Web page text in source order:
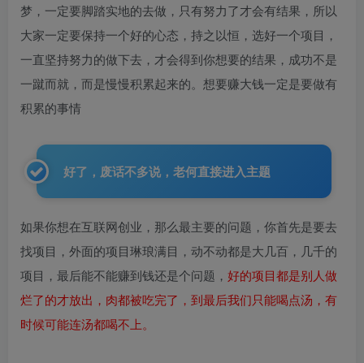
梦，一定要脚踏实地的去做，只有努力了才会有结果，所以
大家一定要保持一个好的心态，持之以恒，选好一个项目，
一直坚持努力的做下去，才会得到你想要的结果，成功不是
一蹴而就，而是慢慢积累起来的。想要赚大钱一定是要做有
积累的事情
好了，废话不多说，老何直接进入主题
如果你想在互联网创业，那么最主要的问题，你首先是要去
找项目，外面的项目琳琅满目，动不动都是大几百，几千的
项目，最后能不能赚到钱还是个问题， 好的项目都是别人做
烂了的才放出，肉都被吃完了，到最后我们只能喝点汤，有
时候可能连汤都喝不上。